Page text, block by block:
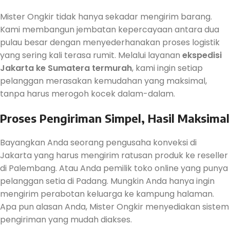
Mister Ongkir tidak hanya sekadar mengirim barang.
Kami membangun jembatan kepercayaan antara dua
pulau besar dengan menyederhanakan proses logistik
yang sering kali terasa rumit. Melalui layanan ekspedisi
Jakarta ke Sumatera termurah, kami ingin setiap
pelanggan merasakan kemudahan yang maksimal,
tanpa harus merogoh kocek dalam-dalam.
Proses Pengiriman Simpel, Hasil Maksimal
Bayangkan Anda seorang pengusaha konveksi di
Jakarta yang harus mengirim ratusan produk ke reseller
di Palembang. Atau Anda pemilik toko online yang punya
pelanggan setia di Padang. Mungkin Anda hanya ingin
mengirim perabotan keluarga ke kampung halaman.
Apa pun alasan Anda, Mister Ongkir menyediakan sistem
pengiriman yang mudah diakses.